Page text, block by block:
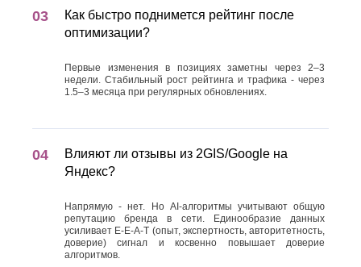
Как быстро поднимется рейтинг после
оптимизации?
Первые изменения в позициях заметны через 2–3
недели. Стабильный рост рейтинга и трафика - через
1.5–3 месяца при регулярных обновлениях.
Влияют ли отзывы из 2GIS/Google на
Яндекс?
Напрямую - нет. Но AI-алгоритмы учитывают общую
репутацию бренда в сети. Единообразие данных
усиливает E-E-A-T (опыт, экспертность, авторитетность,
доверие) сигнал и косвенно повышает доверие
алгоритмов.